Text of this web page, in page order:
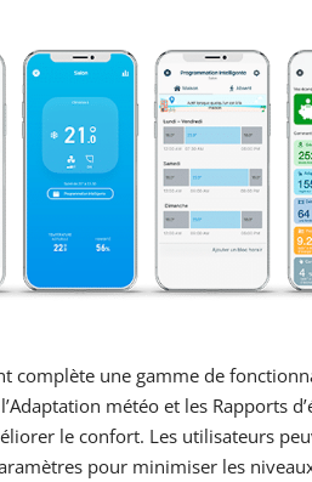
complète une gamme de
météo et les Rapports
le confort. Les utilisateurs
pour minimiser les